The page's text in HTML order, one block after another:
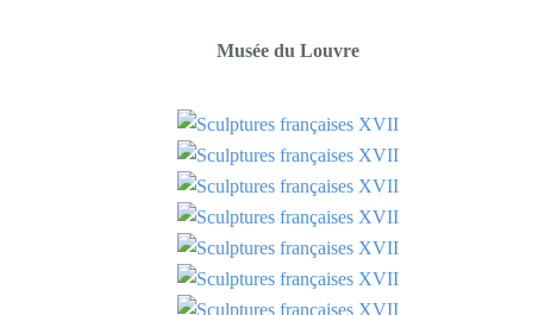
Musée du Louvre